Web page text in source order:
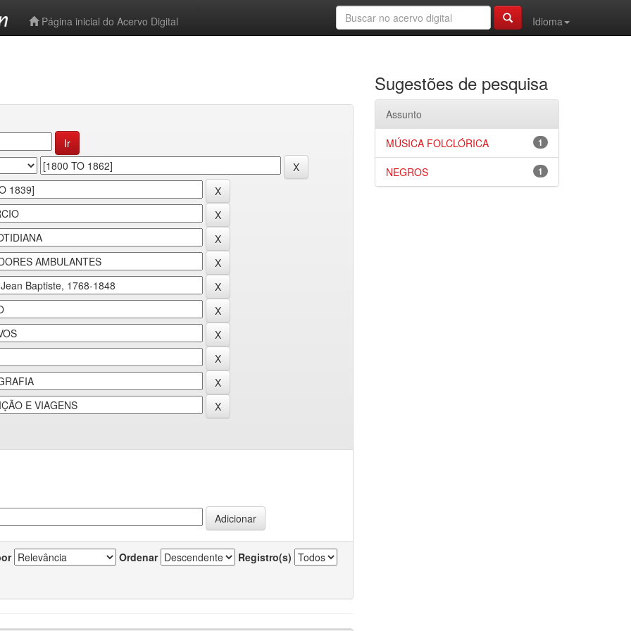
Página inicial do Acervo Digital
Idioma
Ordenar Registro(s)
Sugestões de pesquisa
Assunto
1
MÚSICA FOLCLÓRICA
1
NEGROS